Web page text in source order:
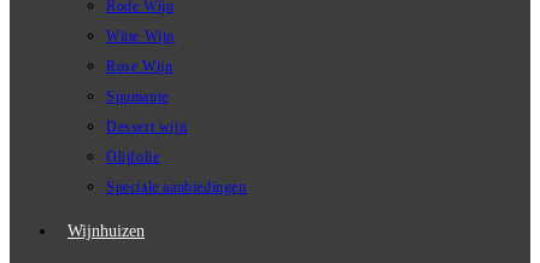
Rode Wijn
Witte Wijn
Rose Wijn
Spumante
Dessert wijn
Olijfolie
Speciale aanbiedingen
Wijnhuizen